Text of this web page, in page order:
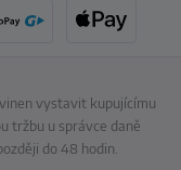
vystavit kupujícímu
tržbu u správce daně
do 48 hodin.